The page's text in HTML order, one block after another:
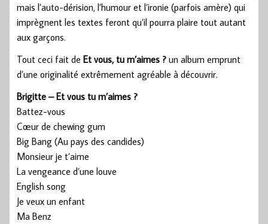
mais l’auto-dérision, l’humour et l’ironie (parfois amère) qui
imprègnent les textes feront qu’il pourra plaire tout autant
aux garçons.
Tout ceci fait de Et vous, tu m’aimes ? un album emprunt
d’une originalité extrêmement agréable à découvrir.
Brigitte – Et vous tu m’aimes ?
Battez-vous
Cœur de chewing gum
Big Bang (Au pays des candides)
Monsieur je t’aime
La vengeance d’une louve
English song
Je veux un enfant
Ma Benz